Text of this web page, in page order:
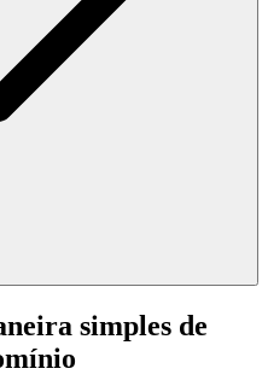
simples de